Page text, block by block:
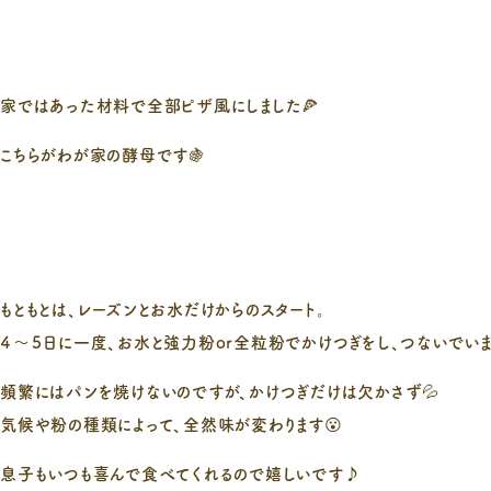
家ではあった材料で全部ピザ風にしました🍕
こちらがわが家の酵母です🍇
もともとは、レーズンとお水だけからのスタート。
４～５日に一度、お水と強力粉or全粒粉でかけつぎをし、つないでいま
頻繁にはパンを焼けないのですが、かけつぎだけは欠かさず💦
気候や粉の種類によって、全然味が変わります😮
息子もいつも喜んで食べてくれるので嬉しいです♪